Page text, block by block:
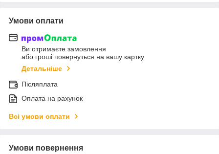
Умови оплати
Ви отримаєте замовлення
або гроші повернуться на вашу картку
Детальніше
Післяплата
Оплата на рахунок
Всі умови оплати
Умови повернення